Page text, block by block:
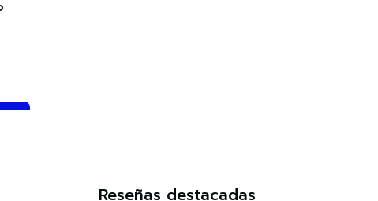
Reseñas destacadas